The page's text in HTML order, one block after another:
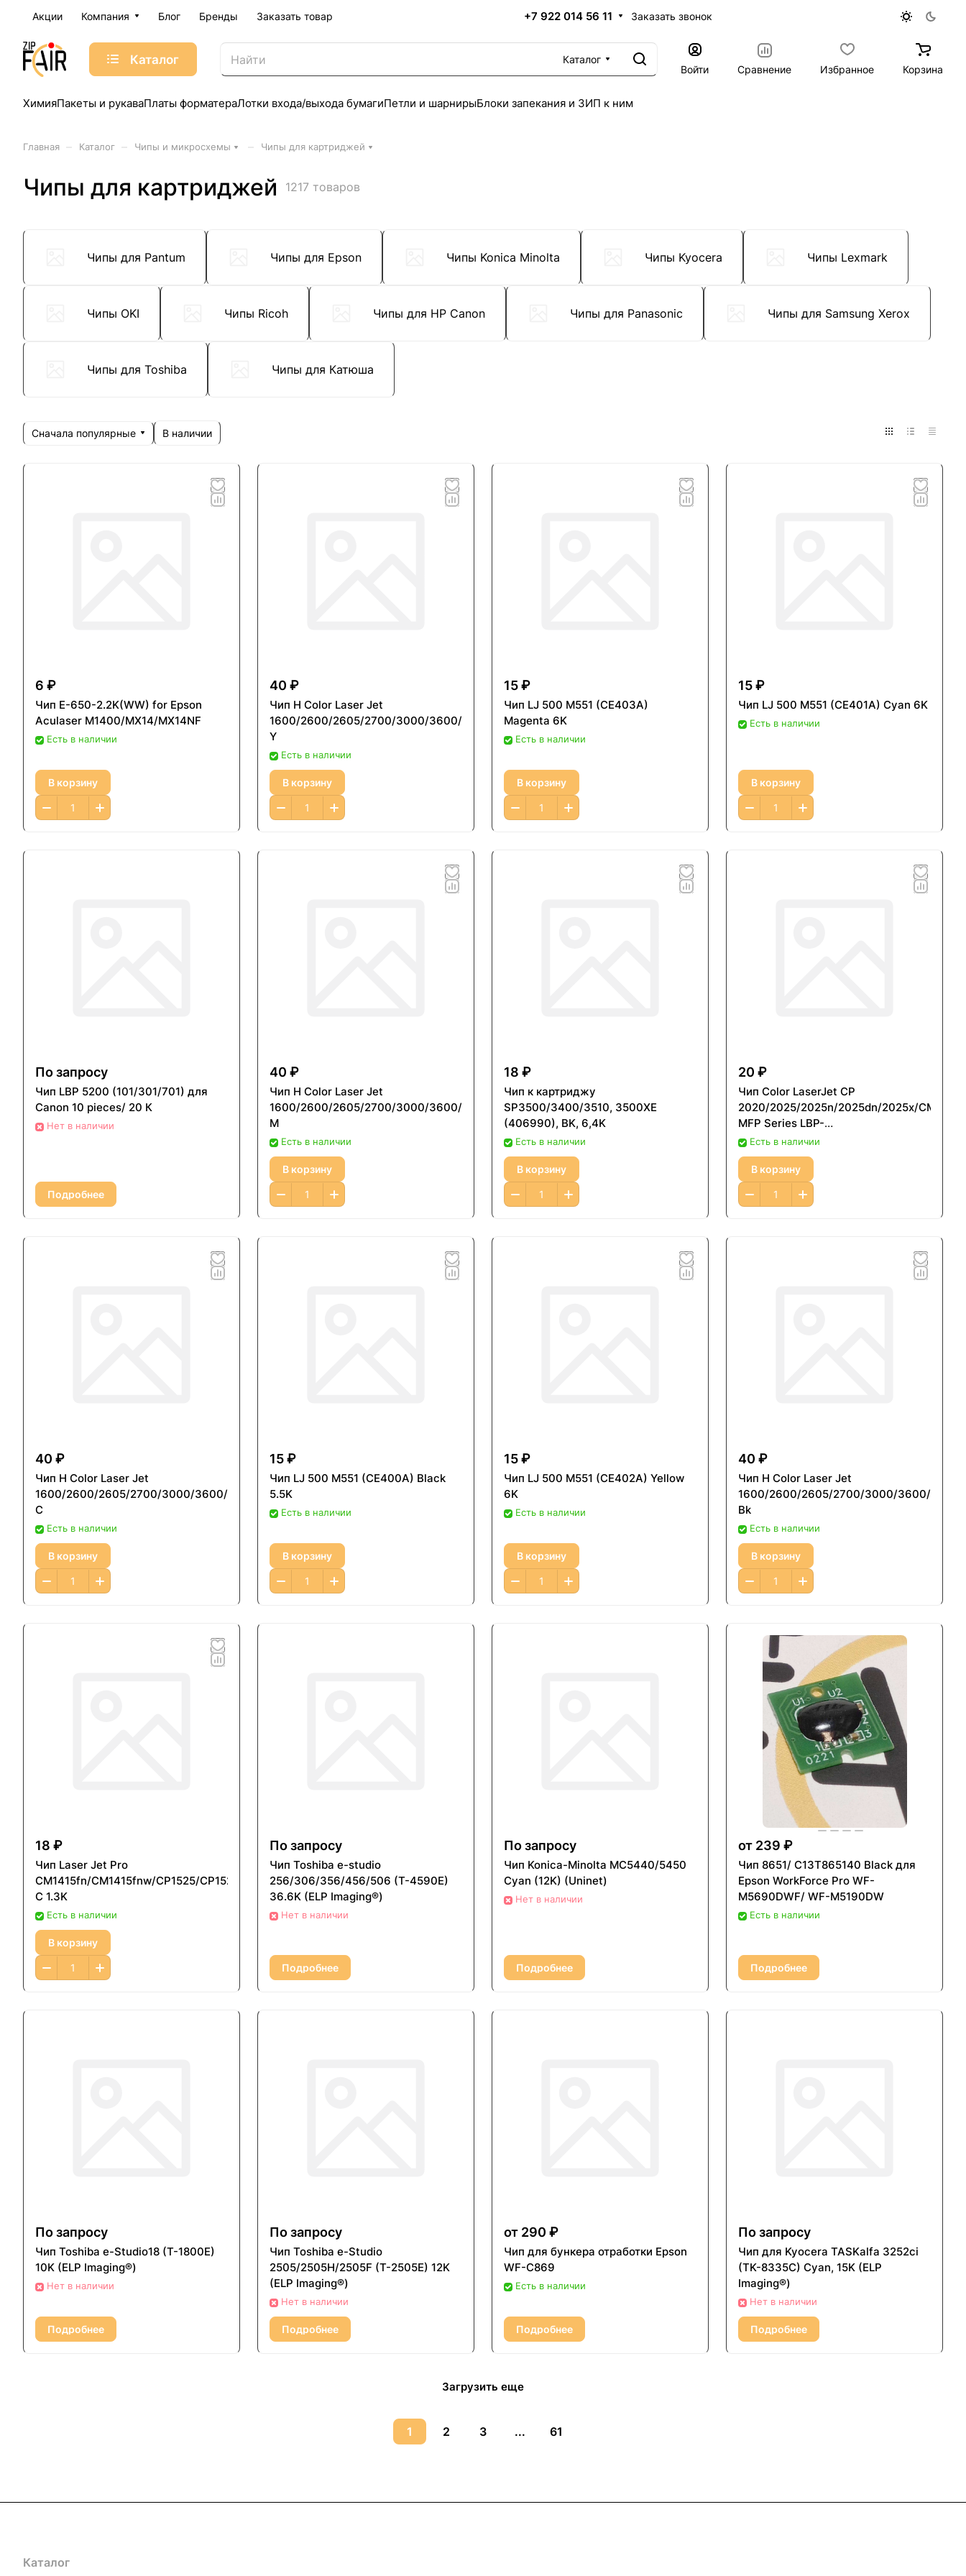
Акции Компания Блог Бренды Заказать товар +7 922 014 56 11 Заказать звонок
Каталог
Каталог
Войти
Сравнение Избранное Корзина
ХимияПакеты и рукаваПлаты форматераЛотки входа/выхода бумагиПетли и шарнирыБлоки запекания и ЗИП к ним
Главная Каталог Чипы и микросхемы Чипы для картриджей
Чипы для картриджей 1217 товаров
Чипы для Pantum Чипы для Epson Чипы Konica Minolta Чипы Kyocera Чипы Lexmark
Чипы OKI Чипы Ricoh Чипы для HP Canon Чипы для Panasonic Чипы для Samsung Xerox
Чипы для Toshiba Чипы для Катюша
Сначала популярные В наличии
6 ₽
Чип E-650-2.2K(WW) for Epson
Aculaser M1400/MX14/MX14NF
Есть в наличии
В корзину
40 ₽
Чип H Color Laser Jet
1600/2600/2605/2700/3000/3600/4005
Y
Есть в наличии
В корзину
15 ₽
Чип LJ 500 M551 (CE403A)
Magenta 6K
Есть в наличии
В корзину
15 ₽
Чип LJ 500 M551 (CE401A) Cyan 6K
Есть в наличии
В корзину
По запросу
Чип LBP 5200 (101/301/701) для
Canon 10 pieces/ 20 К
Нет в наличии
Подробнее
40 ₽
Чип H Color Laser Jet
1600/2600/2605/2700/3000/3600/4005
M
Есть в наличии
В корзину
18 ₽
Чип к картриджу
SP3500/3400/3510, 3500XE
(406990), BK, 6,4K
Есть в наличии
В корзину
20 ₽
Чип Color LaserJet CP
2020/2025/2025n/2025dn/2025x/CM2320
MFP Series LBP-
7200/7660cdn/8380cdw Y 2.8K
Есть в наличии
В корзину
40 ₽
Чип H Color Laser Jet
1600/2600/2605/2700/3000/3600/4005
C
Есть в наличии
В корзину
15 ₽
Чип LJ 500 M551 (CE400A) Black
5.5K
Есть в наличии
В корзину
15 ₽
Чип LJ 500 M551 (CE402A) Yellow
6K
Есть в наличии
В корзину
40 ₽
Чип H Color Laser Jet
1600/2600/2605/2700/3000/3600/4005
Bk
Есть в наличии
В корзину
18 ₽
Чип Laser Jet Pro
CM1415fn/CM1415fnw/CP1525/CP1525nw
C 1.3K
Есть в наличии
В корзину
По запросу
Чип Toshiba e-studio
256/306/356/456/506 (T-4590E)
36.6K (ELP Imaging®)
Нет в наличии
Подробнее
По запросу
Чип Konica-Minolta MC5440/5450
Cyan (12K) (Uninet)
Нет в наличии
Подробнее
от 239 ₽
Чип 8651/ C13T865140 Black для
Epson WorkForce Pro WF-
M5690DWF/ WF-M5190DW
Есть в наличии
Подробнее
По запросу
Чип Toshiba e-Studio18 (T-1800E)
10K (ELP Imaging®)
Нет в наличии
Подробнее
По запросу
Чип Toshiba e-Studio
2505/2505H/2505F (T-2505E) 12K
(ELP Imaging®)
Нет в наличии
Подробнее
от 290 ₽
Чип для бункера отработки Epson
WF-C869
Есть в наличии
Подробнее
По запросу
Чип для Kyocera TASKalfa 3252ci
(TK-8335C) Cyan, 15K (ELP
Imaging®)
Нет в наличии
Подробнее
Загрузить еще
1 2 3 ... 61
Каталог